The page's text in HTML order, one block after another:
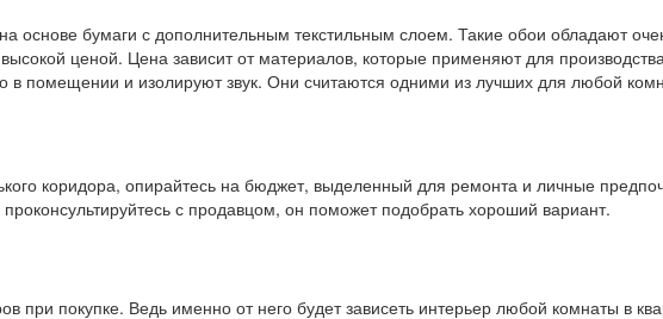
основе бумаги с дополнительным текстильным слоем. Такие обои обладают
ценой. Цена зависит от материалов, которые применяют для
в помещении и изолируют звук. Они считаются одними из лучших для любой
коридора, опирайтесь на бюджет, выделенный для ремонта и личные
с продавцом, он поможет подобрать хороший вариант.
при покупке. Ведь именно от него будет зависеть интерьер любой комнаты в